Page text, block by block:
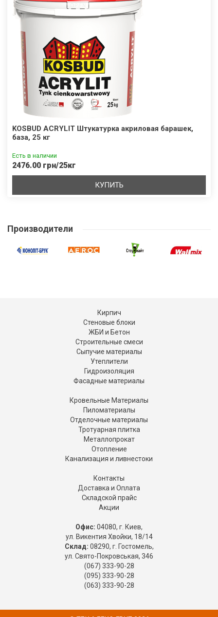
KOSBUD ACRYLIT Штукатурка акриловая барашек,
база, 25 кг
Есть в наличии
2476.00 грн/25кг
КУПИТЬ
Производители
Кирпич
Стеновые блоки
ЖБИ и Бетон
Строительные смеси
Сыпучие материалы
Утеплители
Гидроизоляция
Фасадные материалы
Кровельные Материалы
Пиломатериалы
Отделочные материалы
Тротуарная плитка
Металлопрокат
Отопление
Канализация и ливнестоки
Контакты
Доставка и Оплата
Складской прайс
Акции
Офис: 04080, г. Киев,
ул. Викентия Хвойки, 18/14
Склад: 08290, г. Гостомель,
ул. Свято-Покровськая, 346
(067) 333-90-28
(095) 333-90-28
(063) 333-90-28